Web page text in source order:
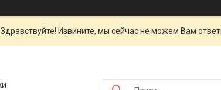
Здравствуйте! Извините, мы сейчас не можем Вам